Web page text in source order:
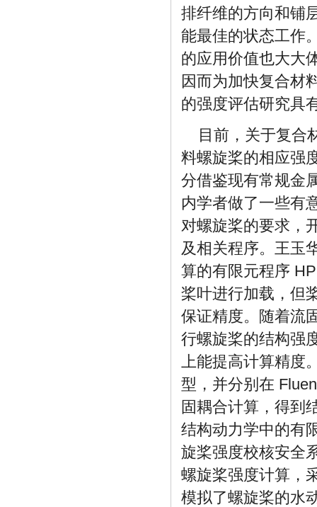
排纤维的方向和铺
能最佳的状态工作
的应用价值也大大
因而为加快复合材
的强度评估研究具
目前，关于复合
料螺旋桨的相应强
分借鉴现有常规金
内学者做了一些有
对螺旋桨的要求，
及相关程序。王玉
算的有限元程序
桨叶进行加载，但
保证精度。随着流
行螺旋桨的结构强
上能提高计算精度
型，并分别在
固耦合计算，得到
结构动力学中的有
旋桨强度校核安全
螺旋桨强度计算，
模拟了螺旋桨的水